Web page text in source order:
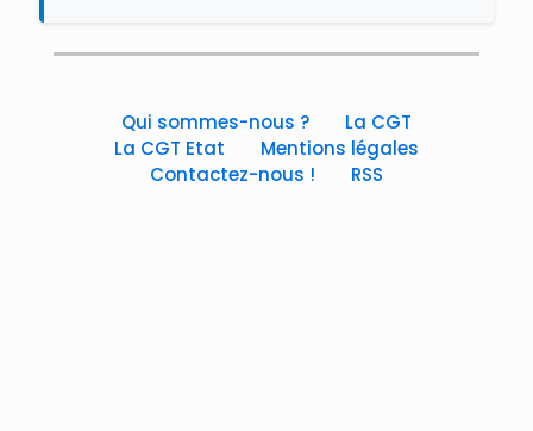
Qui sommes-nous ?
La CGT
La CGT Etat
Mentions légales
Contactez-nous !
RSS